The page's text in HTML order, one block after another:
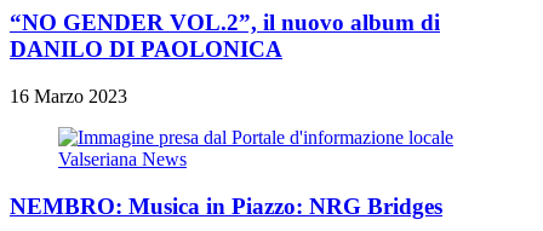
“NO GENDER VOL.2”, il nuovo album di
DANILO DI PAOLONICA
16 Marzo 2023
NEMBRO: Musica in Piazzo: NRG Bridges